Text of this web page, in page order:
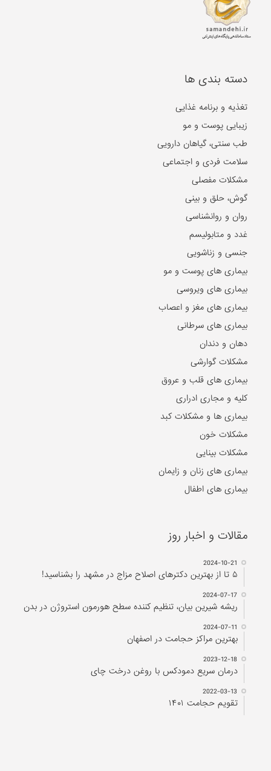
دسته بندی ها
تغذیه و برنامه غذایی
زیبایی پوست و مو
طب سنتی، گیاهان دارویی
سلامت فردی و اجتماعی
مشکلات مفصلی
گوش، حلق و بینی
روان و روانشناسی
غدد و متابولیسم
جنسی و زناشویی
بیماری های پوست و مو
بیماری های ویروسی
بیماری های مغز و اعصاب
بیماری های سرطانی
دهان و دندان
مشکلات گوارشی
بیماری های قلب و عروق
کلیه و مجاری ادراری
بیماری ها و مشکلات کبد
مشکلات خون
مشکلات بینایی
بیماری های زنان و زایمان
بیماری های اطفال
مقالات و اخبار روز
2024-10-21
۵ تا از بهترین دکتر‌های اصلاح مزاج در مشهد را بشناسید!
2024-07-17
ریشه شیرین بیان، تنظیم کننده سطح هورمون استروژن در بدن
2024-07-11
بهترین مراکز حجامت در اصفهان
2023-12-18
درمان سریع دمودکس با روغن درخت چای
2022-03-13
تقویم حجامت ۱۴۰۱